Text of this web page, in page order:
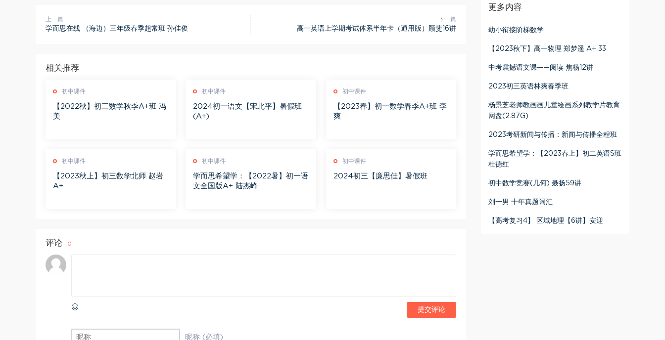
上一篇
学而思在线 （海边）三年级春季超常班 孙佳俊
下一篇
高一英语上学期考试体系半年卡（通用版）顾斐16讲
相关推荐
初中课件
【2022秋】初三数学秋季A+班 冯
美
初中课件
2024初一语文【宋北平】暑假班
(A+)
初中课件
【2023春】初一数学春季A+班 李
爽
初中课件
【2023秋上】初三数学北师 赵岩
A+
初中课件
学而思希望学：【2022暑】初一语
文全国版A+ 陆杰峰
初中课件
2024初三【廉思佳】暑假班
评论 0
提交评论
昵称 (必填)
更多内容
幼小衔接阶梯数学
【2023秋下】高一物理 郑梦遥 A+ 33
中考震撼语文课——阅读 焦杨12讲
2023初三英语林爽春季班
杨景芝老师教画画儿童绘画系列教学片教育
网盘(2.87G)
2023考研新闻与传播：新闻与传播全程班
学而思希望学：【2023春上】初二英语S班
杜德红
初中数学竞赛(几何) 聂扬59讲
刘一男 十年真题词汇
【高考复习4】 区域地理【6讲】安迎